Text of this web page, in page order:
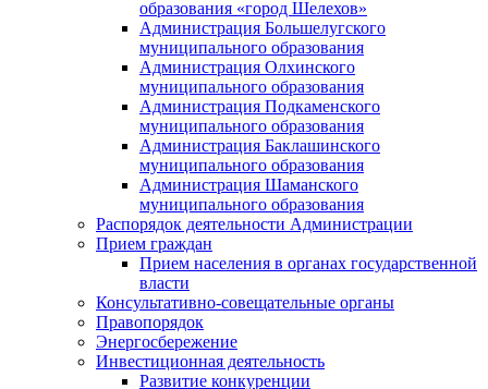
образования «город Шелехов»
Администрация Большелугского
муниципального образования
Администрация Олхинского
муниципального образования
Администрация Подкаменского
муниципального образования
Администрация Баклашинского
муниципального образования
Администрация Шаманского
муниципального образования
Распорядок деятельности Администрации
Прием граждан
Прием населения в органах государственной
власти
Консультативно-совещательные органы
Правопорядок
Энергосбережение
Инвестиционная деятельность
Развитие конкуренции